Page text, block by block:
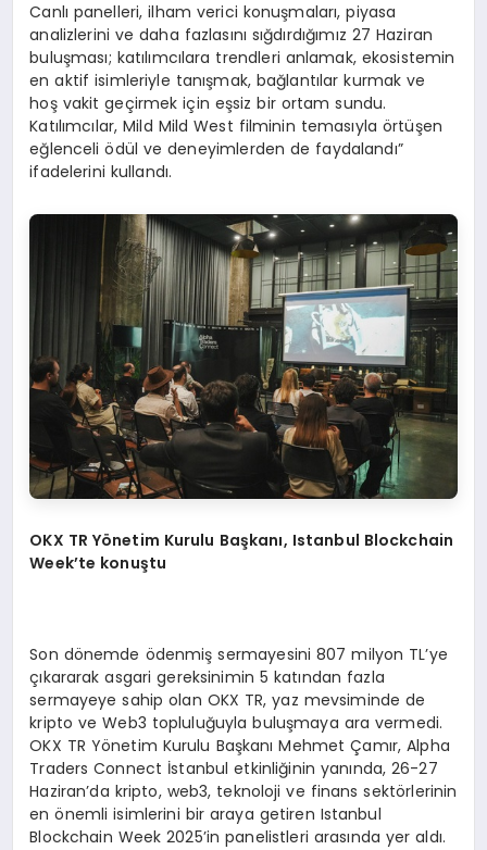
Canlı panelleri, ilham verici konuşmaları, piyasa
analizlerini ve daha fazlasını sığdırdığımız 27 Haziran
buluşması; katılımcılara trendleri anlamak, ekosistemin
en aktif isimleriyle tanışmak, bağlantılar kurmak ve
hoş vakit geçirmek için eşsiz bir ortam sundu.
Katılımcılar, Mild Mild West filminin temasıyla örtüşen
eğlenceli ödül ve deneyimlerden de faydalandı”
ifadelerini kullandı.
OKX TR Yönetim Kurulu Başkanı, Istanbul Blockchain
Week’te konuştu
Son dönemde ödenmiş sermayesini 807 milyon TL’ye
çıkararak asgari gereksinimin 5 katından fazla
sermayeye sahip olan OKX TR, yaz mevsiminde de
kripto ve Web3 topluluğuyla buluşmaya ara vermedi.
OKX TR Yönetim Kurulu Başkanı Mehmet Çamır, Alpha
Traders Connect İstanbul etkinliğinin yanında, 26-27
Haziran’da kripto, web3, teknoloji ve finans sektörlerinin
en önemli isimlerini bir araya getiren Istanbul
Blockchain Week 2025’in panelistleri arasında yer aldı.